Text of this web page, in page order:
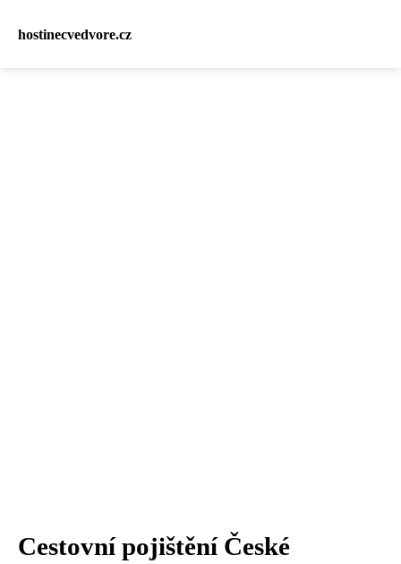
hostinecvedvore.cz
Cestovní pojištění České